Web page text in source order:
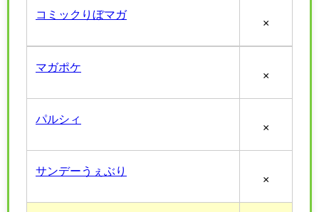
コミックりぼマガ
×
マガポケ
×
パルシィ
×
サンデーうぇぶり
×